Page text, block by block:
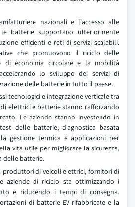
nazionali e l'accesso alle
batterie supportano ulteriormente
efficienti e reti di servizi scalabili.
che promuovono il riciclo delle
di economia circolare e la mobilità
lo sviluppo dei servizi di
delle batterie in tutto il paese.
tecnologici e integrazione verticale tra
elettrici e batterie stanno rafforzando
Le aziende stanno investendo in
delle batterie, diagnostica basata
gestione termica e applicazioni per
vita utile per migliorare la sicurezza,
delle batterie.
produttori di veicoli elettrici, fornitori di
aziende di riciclo sta ottimizzando i
e riducendo i tempi di consegna.
di batterie EV rifabbricate e la